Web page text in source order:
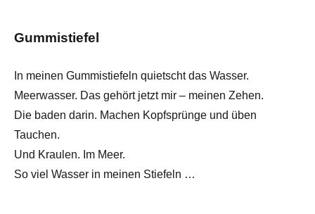
Gummistiefel
In meinen Gummistiefeln quietscht das Wasser.
Meerwasser. Das gehört jetzt mir – meinen Zehen.
Die baden darin. Machen Kopfsprünge und üben
Tauchen.
Und Kraulen. Im Meer.
So viel Wasser in meinen Stiefeln …